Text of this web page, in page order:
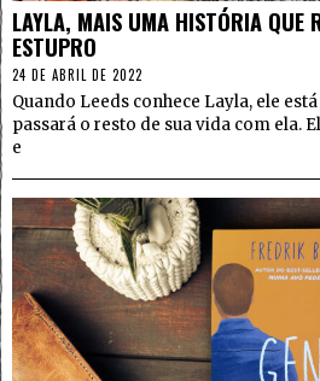
LAYLA, MAIS UMA HISTÓRIA QUE
ESTUPRO
24 DE ABRIL DE 2022
Quando Leeds conhece Layla, ele
passará o resto de sua vida com ela.
e